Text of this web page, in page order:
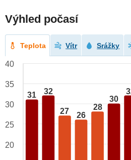
Výhled počasí
Teplota Vítr Srážky
31 32
27 26
28
30
40
35
30
25
20